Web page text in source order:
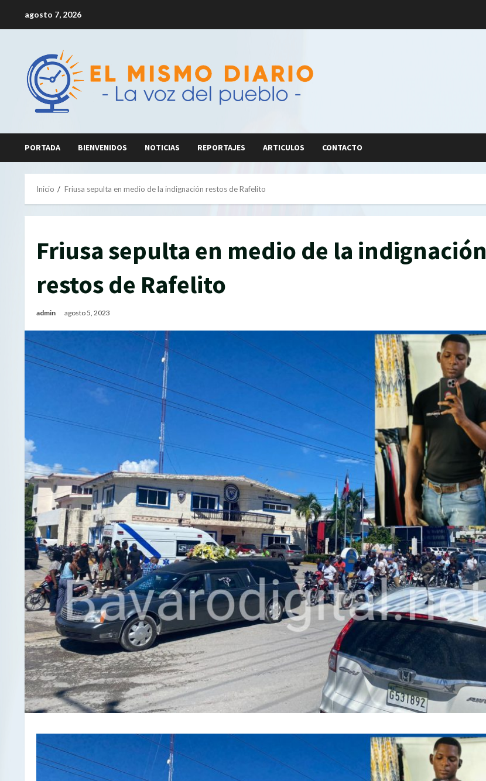
agosto 7, 2026
PORTADA BIENVENIDOS NOTICIAS REPORTAJES ARTICULOS CONTACTO
Inicio Friusa sepulta en medio de la indignación restos de Rafelito
Friusa sepulta en medio de la indignación
restos de Rafelito
admin agosto 5, 2023